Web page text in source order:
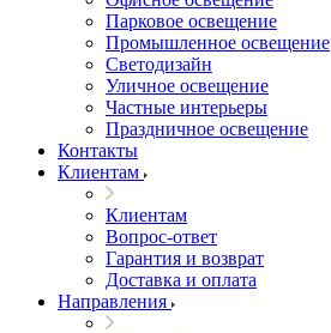
Парковое освещение
Промышленное освещение
Светодизайн
Уличное освещение
Частные интерьеры
Праздничное освещение
Контакты
Клиентам
Клиентам
Вопрос-ответ
Гарантия и возврат
Доставка и оплата
Направления